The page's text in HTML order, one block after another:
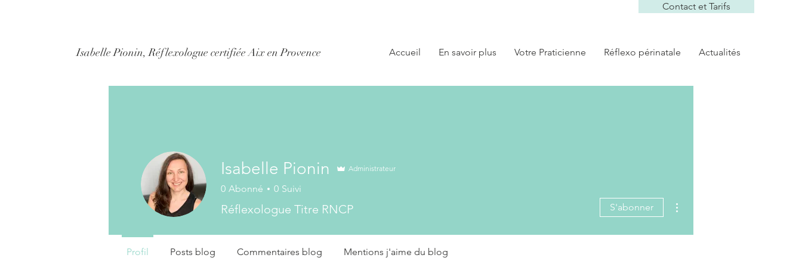
Contact et Tarifs
Accueil En savoir plus Votre Praticienne Réflexo périnatale Actualités
Isabelle Pionin, Réflexologue certifiée Aix en Provence
Isabelle Pionin Administrateur
0 Abonné 0 Suivi
Réflexologue Titre RNCP S'abonner
Profil Posts blog Commentaires blog Mentions j'aime du blog